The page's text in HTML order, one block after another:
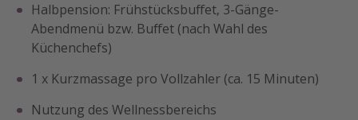
Halbpension: Frühstücksbuffet, 3-Gänge-
Abendmenü bzw. Buffet (nach Wahl des
Küchenchefs)
1 x Kurzmassage pro Vollzahler (ca. 15 Minuten)
Nutzung des Wellnessbereichs